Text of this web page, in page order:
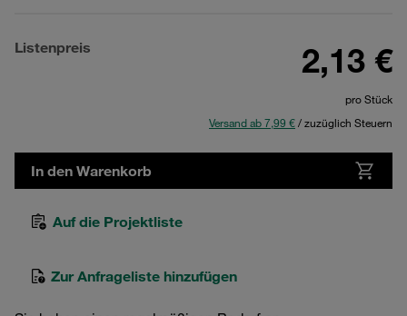
Listenpreis 2,13 €
pro Stück
Versand ab 7,99 €/ zuzüglich Steuern
In den Warenkorb
Auf die Projektliste
Zur Anfrageliste hinzufügen